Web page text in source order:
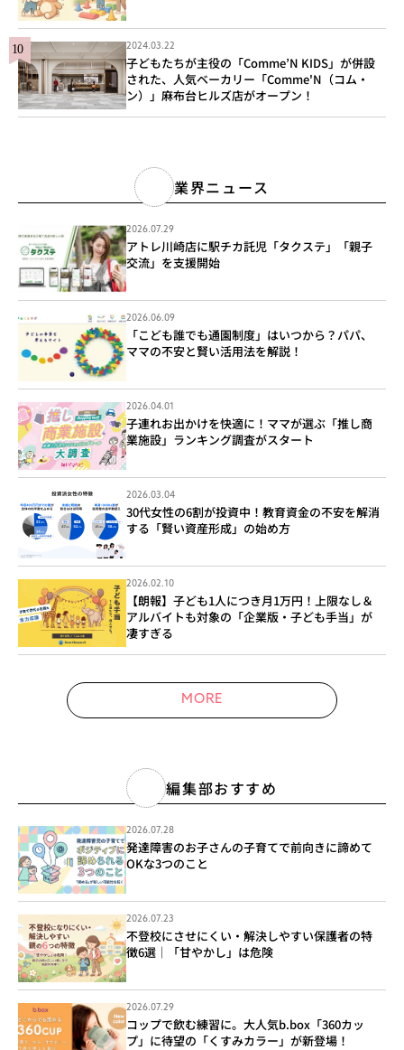
2024.03.22
子どもたちが主役の「Comme’N KIDS」が併設
された、人気ベーカリー「Comme'N（コム・
ン）」麻布台ヒルズ店がオープン！
業界ニュース
2026.07.29
アトレ川崎店に駅チカ託児「タクステ」「親子
交流」を支援開始
2026.06.09
「こども誰でも通園制度」はいつから？パパ、
ママの不安と賢い活用法を解説！
2026.04.01
子連れお出かけを快適に！ママが選ぶ「推し商
業施設」ランキング調査がスタート
2026.03.04
30代女性の6割が投資中！教育資金の不安を解消
する「賢い資産形成」の始め方
2026.02.10
【朗報】子ども1人につき月1万円！上限なし＆
アルバイトも対象の「企業版・子ども手当」が
凄すぎる
MORE
編集部おすすめ
2026.07.28
発達障害のお子さんの子育てで前向きに諦めて
OKな3つのこと
2026.07.23
不登校にさせにくい・解決しやすい保護者の特
徴6選｜「甘やかし」は危険
2026.07.29
コップで飲む練習に。大人気b.box「360カッ
プ」に待望の「くすみカラー」が新登場！